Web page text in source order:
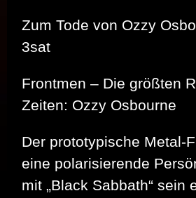
Zum Tode von Ozzy
3sat
Frontmen – Die größten
Zeiten: Ozzy Osbourne
Der prototypische Metal-
eine polarisierende
mit „Black Sabbath“ sein